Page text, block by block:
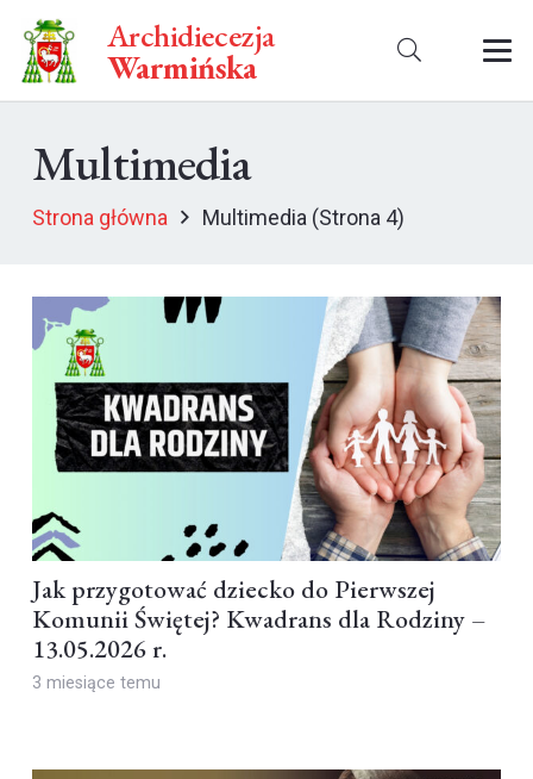
Archidiecezja
Warmińska
Multimedia
Strona główna Multimedia (Strona 4)
Jak przygotować dziecko do Pierwszej
Komunii Świętej? Kwadrans dla Rodziny –
13.05.2026 r.
3 miesiące temu